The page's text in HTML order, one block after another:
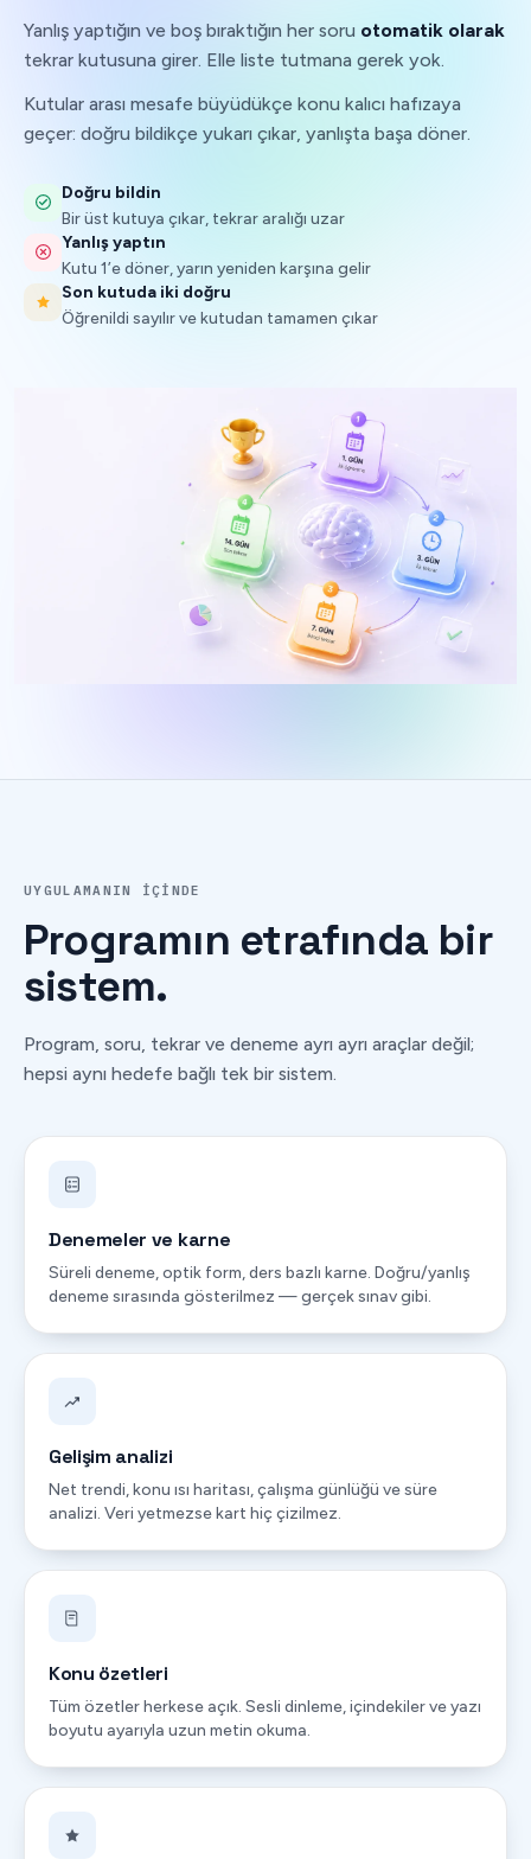
Yanlış yaptığın ve boş bıraktığın her soru otomatik olarak
tekrar kutusuna girer. Elle liste tutmana gerek yok.
Kutular arası mesafe büyüdükçe konu kalıcı hafızaya
geçer: doğru bildikçe yukarı çıkar, yanlışta başa döner.
Doğru bildin
Bir üst kutuya çıkar, tekrar aralığı uzar
Yanlış yaptın
Kutu 1’e döner, yarın yeniden karşına gelir
Son kutuda iki doğru
Öğrenildi sayılır ve kutudan tamamen çıkar
UYGULAMANIN IÇINDE
Programın etrafında bir
sistem.
Program, soru, tekrar ve deneme ayrı ayrı araçlar değil;
hepsi aynı hedefe bağlı tek bir sistem.
Denemeler ve karne
Süreli deneme, optik form, ders bazlı karne. Doğru/yanlış
deneme sırasında gösterilmez — gerçek sınav gibi.
Gelişim analizi
Net trendi, konu ısı haritası, çalışma günlüğü ve süre
analizi. Veri yetmezse kart hiç çizilmez.
Konu özetleri
Tüm özetler herkese açık. Sesli dinleme, içindekiler ve yazı
boyutu ayarıyla uzun metin okuma.